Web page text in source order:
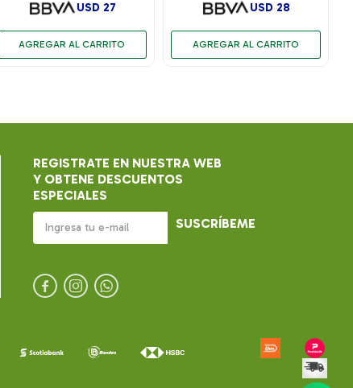
USD 27 USD 28
REGISTRATE EN NUESTRA WEB
Y OBTENE DESCUENTOS
ESPECIALES
SUSCRÍBEME
  